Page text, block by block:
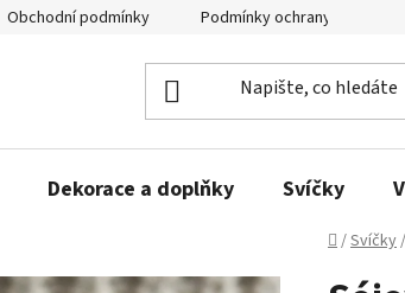
Obchodní podmínky Podmínky ochrany osobních
Dekorace a doplňky Svíčky
Domů
/Svíčky/